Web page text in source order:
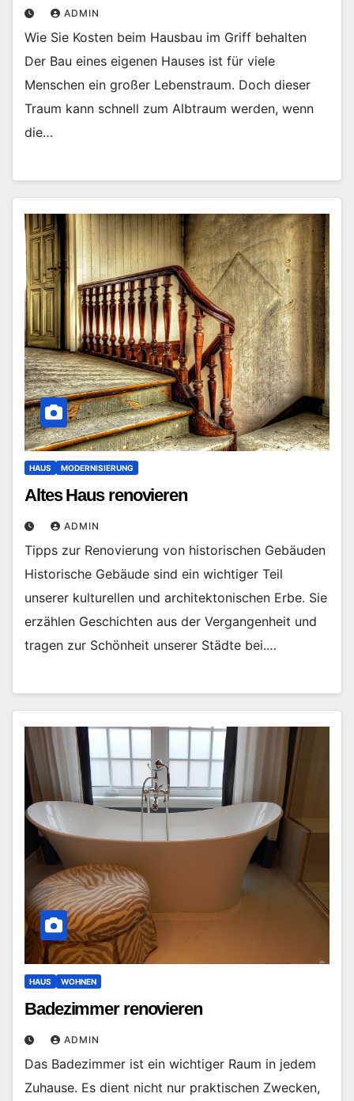
ADMIN
Wie Sie Kosten beim Hausbau im Griff behalten
Der Bau eines eigenen Hauses ist für viele
Menschen ein großer Lebenstraum. Doch dieser
Traum kann schnell zum Albtraum werden, wenn
die…
HAUS MODERNISIERUNG
Altes Haus renovieren
ADMIN
Tipps zur Renovierung von historischen Gebäuden
Historische Gebäude sind ein wichtiger Teil
unserer kulturellen und architektonischen Erbe. Sie
erzählen Geschichten aus der Vergangenheit und
tragen zur Schönheit unserer Städte bei.…
HAUS WOHNEN
Badezimmer renovieren
ADMIN
Das Badezimmer ist ein wichtiger Raum in jedem
Zuhause. Es dient nicht nur praktischen Zwecken,